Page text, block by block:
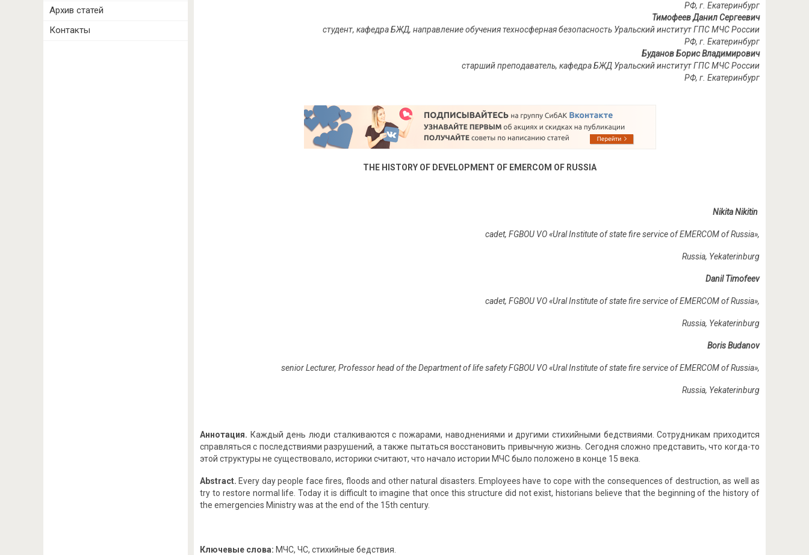
РФ, г. Екатеринбург
Тимофеев Данил Сергеевич
студент, кафедра БЖД, направление обучения техносферная безопасность Уральский институт ГПС МЧС России
РФ, г. Екатеринбург
Буданов Борис Владимирович
старший преподаватель, кафедра БЖД Уральский институт ГПС МЧС России
РФ, г. Екатеринбург
THE HISTORY OF DEVELOPMENT OF EMERCOM OF RUSSIA
Nikita Nikitin
cadet, FGBOU VO «Ural Institute of state fire service of EMERCOM of Russia»,
Russia, Yekaterinburg
Danil Timofeev
cadet, FGBOU VO «Ural Institute of state fire service of EMERCOM of Russia»,
Russia, Yekaterinburg
Boris Budanov
senior Lecturer, Professor head of the Department of life safety FGBOU VO «Ural Institute of state fire service of EMERCOM of Russia»,
Russia, Yekaterinburg
Аннотация. Каждый день люди сталкиваются с пожарами, наводнениями и другими стихийными бедствиями. Сотрудникам приходится
справляться с последствиями разрушений, а также пытаться восстановить привычную жизнь. Сегодня сложно представить, что когда-то
этой структуры не существовало, историки считают, что начало истории МЧС было положено в конце 15 века.
Abstract. Every day people face fires, floods and other natural disasters. Employees have to cope with the consequences of destruction, as well as
try to restore normal life. Today it is difficult to imagine that once this structure did not exist, historians believe that the beginning of the history of
the emergencies Ministry was at the end of the 15th century.
Ключевые слова: МЧС, ЧС, стихийные бедствия.
Архив статей
Контакты